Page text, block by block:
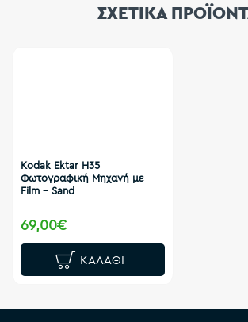
ΣΧΕΤΙΚΑ
Kodak Ektar H35
Φωτογραφική Μηχανή με
Film - Sand
69,00€
ΚΑΛΆΘΙ